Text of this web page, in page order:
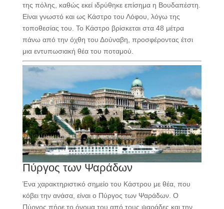
της πόλης, καθώς εκεί ιδρύθηκε επίσημα η Βουδαπέστη.
Είναι γνωστό και ως Κάστρο του Λόφου, λόγω της
τοποθεσίας του. Το Κάστρο βρίσκεται στα 48 μέτρα
πάνω από την όχθη του Δούναβη, προσφέροντας έτσι
μια εντυπωσιακή θέα του ποταμού.
Πύργος των Ψαράδων
Ένα χαρακτηριστικό σημείο του Κάστρου με θέα, που
κόβει την ανάσα, είναι ο Πύργος των Ψαράδων. Ο
Πύργος πήρε το όνομα του από τους ψαράδες και την